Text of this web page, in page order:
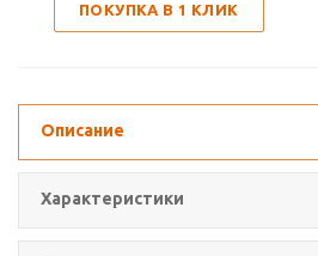
ПОКУПКА В 1 КЛИК
Описание
Характеристики